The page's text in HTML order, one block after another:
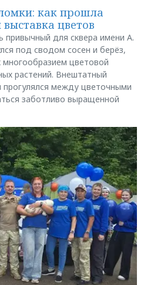
как прошла
цветов
привычный для сквера имени А.
под сводом сосен и берёз,
многообразием цветовой
растений. Внештатный
прогулялся между цветочными
заботливо выращенной